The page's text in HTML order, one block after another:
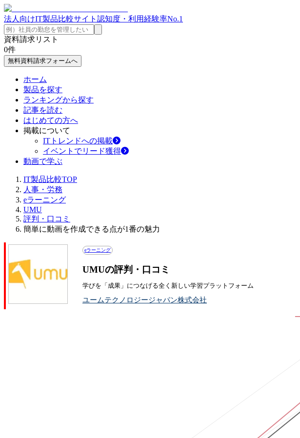
法人向けIT製品比較サイト 認知度・利用経験率No.1
資料請求リスト
0件
無料資料請求フォームへ
ホーム
製品を探す
ランキングから探す
記事を読む
はじめての方へ
掲載について
ITトレンドへの掲載
イベントでリード獲得
動画で学ぶ
IT製品比較TOP
人事・労務
eラーニング
UMU
評判・口コミ
簡単に動画を作成できる点が1番の魅力
eラーニング
UMUの評判・口コミ
学びを「成果」につなげる全く新しい学習プラットフォーム
ユームテクノロジージャパン株式会社